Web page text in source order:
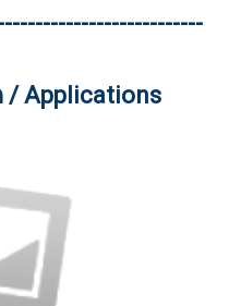
/ Applications